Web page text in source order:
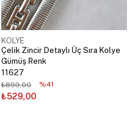
KOLYE
Çelik Zincir Detaylı Üç Sıra Kolye
Gümüş Renk
11627
₺529,00
₺899,00 %41